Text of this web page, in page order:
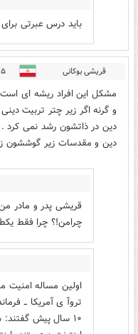
باید درس عبرتی
قریشی بوکانی
مشکل این افراد ریشه ای
و گرنه اگر زیر چتر تربیت
دین در ذاتشون رشد نمی کرد .
دین و مقدسات زیر گوششون
قریشی پدر و مادر
چرامن!؟ چرا فقط
اولین مساله امنیت
تروآ ی آمریکا ــ
۱۰ سال پیش گفتند: